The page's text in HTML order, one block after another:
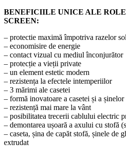
BENEFICIILE UNICE ALE
SCREEN:
– protectie maximă împotriva razelor
– economisire de energie
– contact vizual cu mediul înconjurător
– protecție a vieții private
– un element estetic modern
– rezistența la efectele intemperiilor
– 3 mărimi ale casetei
– formă inovatoare a casetei și a
– rezistență mai mare la vânt
– posibilitatea trecerii cablului electric
– demontarea ușoară a axului cu stofă
– caseta, șina de capăt stofă, șinele de
extrudat